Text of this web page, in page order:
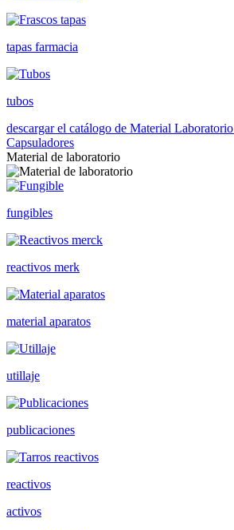
tapas farmacia
tubos
descargar el catálogo de Material Laboratorio
Capsuladores
Material de laboratorio
fungibles
reactivos merk
material aparatos
utillaje
publicaciones
reactivos
activos